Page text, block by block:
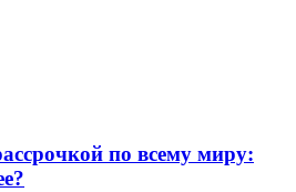
по всему миру: